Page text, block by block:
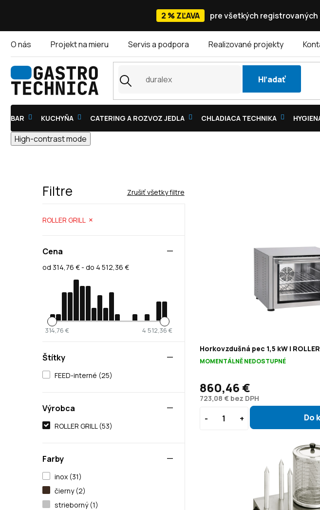
2 % ZĽAVA pre všetkých
O nás Projekt na mieru Servis a podpora Realizované projekty
Hľadať
BAR KUCHYŇA CATERING A ROZVOZ JEDLA CHLADIACA TECHNIKA
High-contrast mode
Filtre Zrušiť všetky filtre
ROLLER GRILL
Cena
od 314,76 € - do 4 512,36 €
314,76 € 4 512,36 €
Štítky
FEED-interné (25)
Výrobca
ROLLER GRILL (53)
Farby
inox (31)
čierny (2)
strieborný (1)
Horkovzdušná pec 1,5 kW |
MOMENTÁLNĚ NEDOSTUPNÉ
723,08 € bez DPH
860,46 €